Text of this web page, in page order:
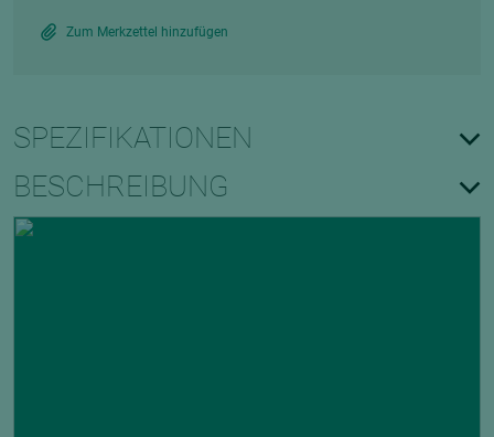
Zum Merkzettel hinzufügen
SPEZIFIKATIONEN
BESCHREIBUNG